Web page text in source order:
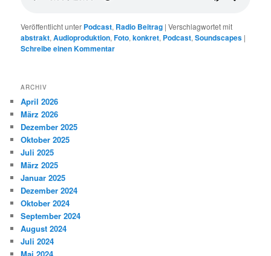
Veröffentlicht unter Podcast, Radio Beitrag |Verschlagwortet mit
abstrakt,Audioproduktion,Foto,konkret, Podcast,Soundscapes |
Schreibe einen Kommentar
ARCHIV
April 2026
März 2026
Dezember 2025
Oktober 2025
Juli 2025
März 2025
Januar 2025
Dezember 2024
Oktober 2024
September 2024
August 2024
Juli 2024